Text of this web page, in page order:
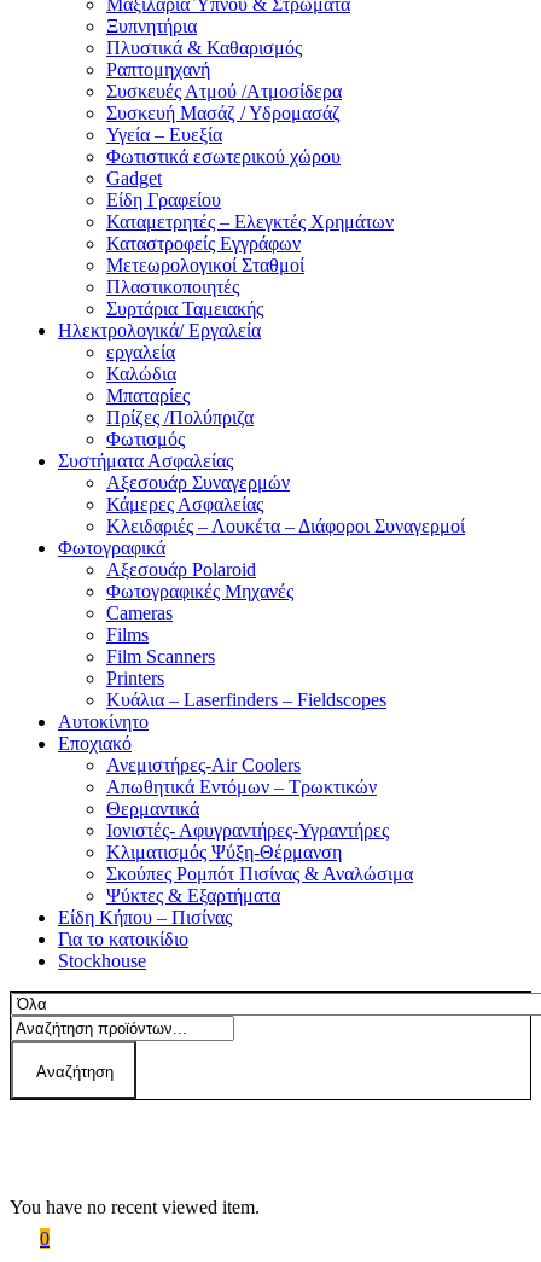
Ξυπνητήρια
Πλυστικά & Καθαρισμός
Ραπτομηχανή
Συσκευές Ατμού /Ατμοσίδερα
Συσκευή Μασάζ / Υδρομασάζ
Υγεία – Ευεξία
Φωτιστικά εσωτερικού χώρου
Gadget
Είδη Γραφείου
Καταμετρητές – Ελεγκτές Χρημάτων
Καταστροφείς Εγγράφων
Μετεωρολογικοί Σταθμοί
Πλαστικοποιητές
Συρτάρια Ταμειακής
Ηλεκτρολογικά/ Εργαλεία
εργαλεία
Καλώδια
Μπαταρίες
Πρίζες /Πολύπριζα
Φωτισμός
Συστήματα Ασφαλείας
Αξεσουάρ Συναγερμών
Κάμερες Ασφαλείας
Κλειδαριές – Λουκέτα – Διάφοροι Συναγερμοί
Φωτογραφικά
Αξεσουάρ Polaroid
Φωτογραφικές Μηχανές
Cameras
Films
Film Scanners
Printers
Κυάλια – Laserfinders – Fieldscopes
Αυτοκίνητο
Εποχιακό
Ανεμιστήρες-Air Coolers
Απωθητικά Εντόμων – Τρωκτικών
Θερμαντικά
Ιονιστές- Αφυγραντήρες-Υγραντήρες
Κλιματισμός Ψύξη-Θέρμανση
Σκούπες Ρομπότ Πισίνας & Αναλώσιμα
Ψύκτες & Εξαρτήματα
Είδη Κήπου – Πισίνας
Για το κατοικίδιο
Stockhouse
Αναζήτηση
You have no recent viewed item.
0